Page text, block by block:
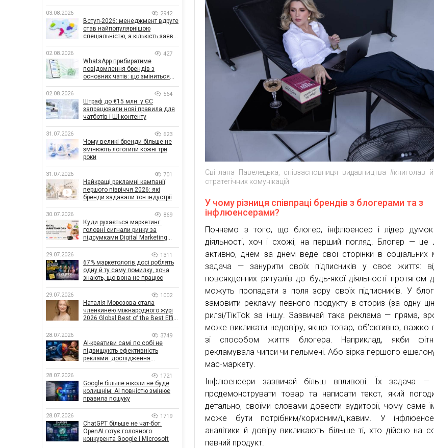
Світлана Павелецька, співзасновниця видавництва #книголав й
стратегічних комунікацій
У чому різниця співпраці брендів з блогерами та з
інфлюенсерами?
Почнемо з того, що блогер, інфлюенсер і лідер
діяльності, хоч і схожі, на перший погляд. Блогер — це
активно, днем за днем веде свої сторінки в соціальних
задача — занурити своїх підписників у своє життя:
повсякденних ритуалів до будь-якої діяльності протягом
можуть пропадати з поля зору своїх підписників. У
замовити рекламу певного продукту в сториз (за одну
рилзі/ТікТоk за іншу. Зазвичай така реклама — пряма,
може викликати недовіру, якщо товар, об’єктивно, важко
зі способом життя блогера. Наприклад, якби
рекламувала чипси чи пельмені. Або зірка першого
мас-маркету.
Інфлюенсери зазвичай більш впливові. Їх задача
продемонструвати товар та написати текст, який
детально, своїми словами довести аудиторії, чому саме
може бути потрібним/корисним/цікавим. У
аналітики й довіру викликають більше ті, хто дійсно на
певний продукт.
03.08.2026 2942
Вступ-2026: менеджмент вдруге
став найпопулярнішою
спеціальністю, а кількість заяв
02.08.2026 427
WhatsApp прибиратиме
повідомлення брендів з
основних чатів: що зміниться
02.08.2026 564
Штраф до €15 млн: у ЄС
запрацювали нові правила для
чатботів і ШІ-контенту
31.07.2026 623
Чому великі бренди більше не
змінюють логотипи кожні три
роки
31.07.2026 701
Найкращі рекламні кампанії
першого півріччя 2026: які
бренди задавали тон індустрії
30.07.2026 869
Куди рухається маркетинг:
головні сигнали ринку за
підсумками Digital Marketing
29.07.2026 1311
67% маркетологів досі роблять
одну й ту саму помилку, хоча
знають, що вона не працює
29.07.2026 1002
Наталія Морозова стала
членкинею міжнародного журі
2026 Global Best of the Best Effie
28.07.2026 3749
AI-креативи самі по собі не
підвищують ефективність
реклами: дослідження
впливає на ефективність
кампаній
28.07.2026 1721
Google більше ніколи не буде
колишнім: AI повністю змінює
правила пошуку
28.07.2026 1719
ChatGPT більше не чат-бот:
OpenAI готує головного
конкурента Google і Microsoft